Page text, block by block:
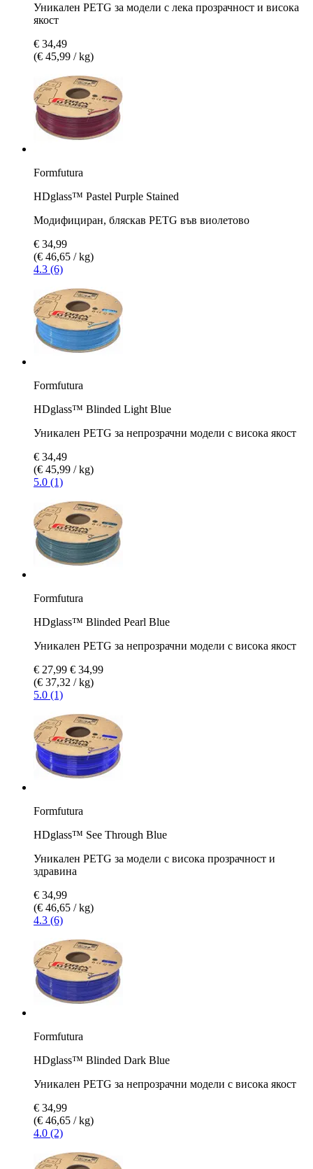
Уникален PETG за модели с лека прозрачност и висока
якост
€ 34,49
(€ 45,99 / kg)
Formfutura
HDglass™ Pastel Purple Stained
Модифициран, бляскав PETG във виолетово
€ 34,99
(€ 46,65 / kg)
4.3 (6)
Formfutura
HDglass™ Blinded Light Blue
Уникален PETG за непрозрачни модели с висока якост
€ 34,49
(€ 45,99 / kg)
5.0 (1)
Formfutura
HDglass™ Blinded Pearl Blue
Уникален PETG за непрозрачни модели с висока якост
€ 27,99 € 34,99
(€ 37,32 / kg)
5.0 (1)
Formfutura
HDglass™ See Through Blue
Уникален PETG за модели с висока прозрачност и
здравина
€ 34,99
(€ 46,65 / kg)
4.3 (6)
Formfutura
HDglass™ Blinded Dark Blue
Уникален PETG за непрозрачни модели с висока якост
€ 34,99
(€ 46,65 / kg)
4.0 (2)